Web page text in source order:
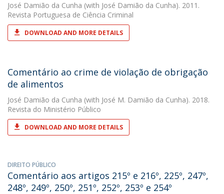
José Damião da Cunha (with José Damião da Cunha). 2011.
Revista Portuguesa de Ciência Criminal
DOWNLOAD AND MORE DETAILS
Comentário ao crime de violação de obrigação
de alimentos
José Damião da Cunha (with José M. Damião da Cunha). 2018.
Revista do Ministério Público
DOWNLOAD AND MORE DETAILS
DIREITO PÚBLICO
Comentário aos artigos 215º e 216º, 225º, 247º,
248º, 249º, 250º, 251º, 252º, 253º e 254º